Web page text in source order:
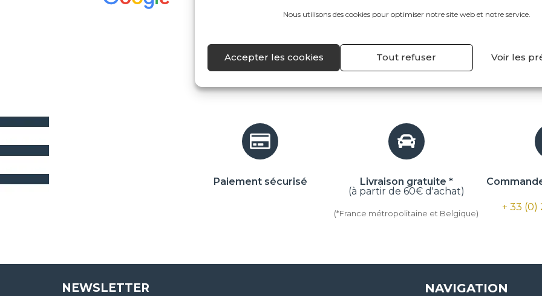
Nous utilisons des cookies pour optimiser notre site web et notre service.
Accepter les cookies Tout refuser Voir les
Paiement sécurisé
Livraison gratuite *
(à partir de 60€ d'achat)
(*France métropolitaine et Belgique)
+ 33 (0)
NEWSLETTER NAVIGATION